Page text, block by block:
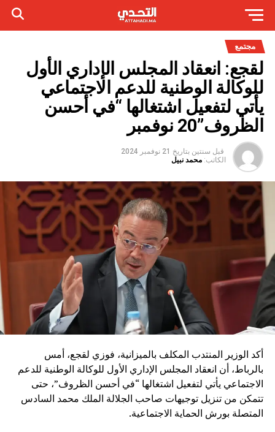
مجتمع
لقجع: انعقاد المجلس الإداري الأول
للوكالة الوطنية للدعم الاجتماعي
يأتي لتفعيل اشتغالها “في أحسن
الظروف”20 نوفمبر
قبل سنتين بتاريخ 21 نوفمبر 2024
الكاتب: محمد نبيل
أكد الوزير المنتدب المكلف بالميزانية، فوزي لقجع، أمس
بالرباط، أن انعقاد المجلس الإداري الأول للوكالة الوطنية للدعم
الاجتماعي يأتي لتفعيل اشتغالها “في أحسن الظروف”، حتى
تتمكن من تنزيل توجيهات صاحب الجلالة الملك محمد السادس
المتصلة بورش الحماية الاجتماعية.